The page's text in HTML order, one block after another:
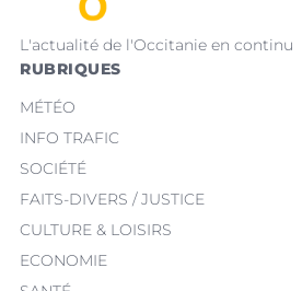
L'actualité de l'Occitanie en continu
RUBRIQUES
MÉTÉO
INFO TRAFIC
SOCIÉTÉ
FAITS-DIVERS / JUSTICE
CULTURE & LOISIRS
ECONOMIE